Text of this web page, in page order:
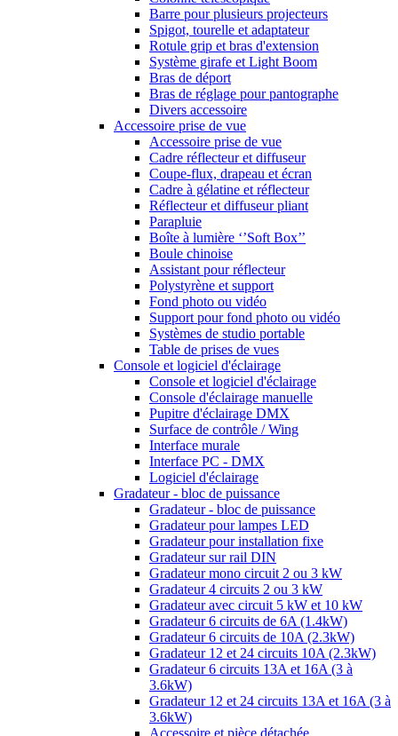
Barre pour plusieurs projecteurs
Spigot, tourelle et adaptateur
Rotule grip et bras d'extension
Système girafe et Light Boom
Bras de déport
Bras de réglage pour pantographe
Divers accessoire
Accessoire prise de vue
Accessoire prise de vue
Cadre réflecteur et diffuseur
Coupe-flux, drapeau et écran
Cadre à gélatine et réflecteur
Réflecteur et diffuseur pliant
Parapluie
Boîte à lumière ‘’Soft Box’’
Boule chinoise
Assistant pour réflecteur
Polystyrène et support
Fond photo ou vidéo
Support pour fond photo ou vidéo
Systèmes de studio portable
Table de prises de vues
Console et logiciel d'éclairage
Console et logiciel d'éclairage
Console d'éclairage manuelle
Pupitre d'éclairage DMX
Surface de contrôle / Wing
Interface murale
Interface PC - DMX
Logiciel d'éclairage
Gradateur - bloc de puissance
Gradateur - bloc de puissance
Gradateur pour lampes LED
Gradateur pour installation fixe
Gradateur sur rail DIN
Gradateur mono circuit 2 ou 3 kW
Gradateur 4 circuits 2 ou 3 kW
Gradateur avec circuit 5 kW et 10 kW
Gradateur 6 circuits de 6A (1.4kW)
Gradateur 6 circuits de 10A (2.3kW)
Gradateur 12 et 24 circuits 10A (2.3kW)
Gradateur 6 circuits 13A et 16A (3 à
3.6kW)
Gradateur 12 et 24 circuits 13A et 16A (3 à
3.6kW)
Accessoire et pièce détachée